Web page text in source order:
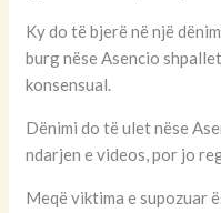
Ky do të bjerë në një
burg nëse Asencio
konsensual.
Dënimi do të ulet nëse
ndarjen e videos, por jo
Meqë viktima e supozuar